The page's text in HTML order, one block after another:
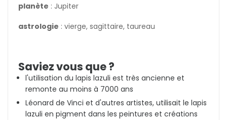
planète : Jupiter
astrologie : vierge, sagittaire, taureau
Saviez vous que ?
l'utilisation du lapis lazuli est très ancienne et
remonte au moins à 7000 ans
Léonard de Vinci et d'autres artistes, utilisait le lapis
lazuli en pigment dans les peintures et créations